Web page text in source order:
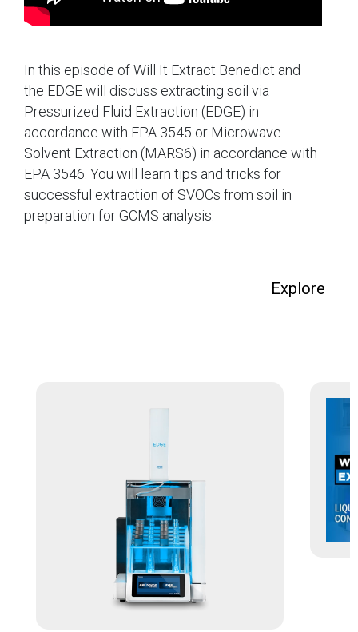
In this episode of Will It Extract Benedict and
the EDGE will discuss extracting soil via
Pressurized Fluid Extraction (EDGE) in
accordance with EPA 3545 or Microwave
Solvent Extraction (MARS6) in accordance with
EPA 3546. You will learn tips and tricks for
successful extraction of SVOCs from soil in
preparation for GCMS analysis.
Explore